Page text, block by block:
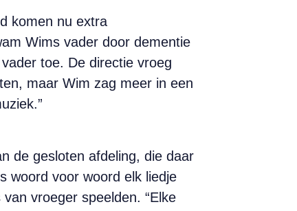
komen nu extra
Wims vader door dementie
toe. De directie vroeg
maar Wim zag meer in een
de gesloten afdeling, die daar
woord voor woord elk liedje
vroeger speelden. “Elke